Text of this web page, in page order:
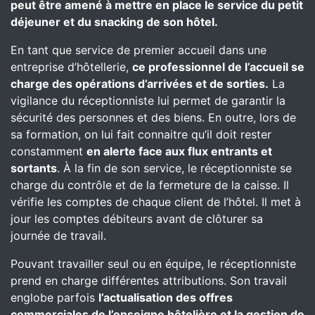
peut être amené à mettre en place le service du petit
déjeuner et du snacking de son hôtel.
En tant que service de premier accueil dans une
entreprise d’hôtellerie, ce professionnel de l’accueil se
charge des opérations d’arrivées et de sorties. La
vigilance du réceptionniste lui permet de garantir la
sécurité des personnes et des biens. En outre, lors de
sa formation, on lui fait connaitre qu’il doit rester
constamment en alerte face aux flux entrants et
sortants. À la fin de son service, le réceptionniste se
charge du contrôle et de la fermeture de la caisse. Il
vérifie les comptes de chaque client de l’hôtel. Il met à
jour les comptes débiteurs avant de clôturer sa
journée de travail.
Pouvant travailler seul ou en équipe, le réceptionniste
prend en charge différentes attributions. Son travail
englobe parfois l’actualisation des offres